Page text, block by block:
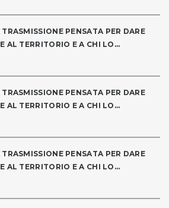
TRASMISSIONE PENSATA PER DARE
AL TERRITORIO E A CHI LO...
TRASMISSIONE PENSATA PER DARE
AL TERRITORIO E A CHI LO...
TRASMISSIONE PENSATA PER DARE
AL TERRITORIO E A CHI LO...